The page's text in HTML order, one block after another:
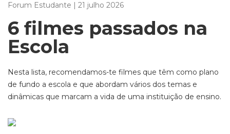
Forum Estudante | 21 julho 2026
6 filmes passados na
Escola
Nesta lista, recomendamos-te filmes que têm como plano
de fundo a escola e que abordam vários dos temas e
dinâmicas que marcam a vida de uma instituição de ensino.